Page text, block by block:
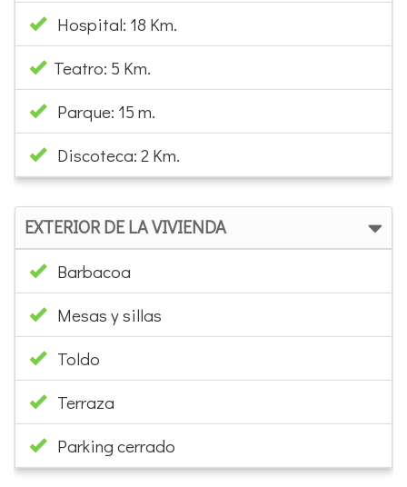
Hospital: 18 Km.
Teatro: 5 Km.
Parque: 15 m.
Discoteca: 2 Km.
EXTERIOR DE LA VIVIENDA
Barbacoa
Mesas y sillas
Toldo
Terraza
Parking cerrado